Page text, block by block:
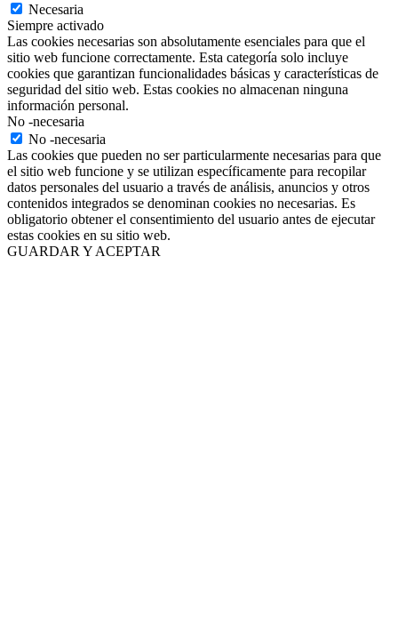
Necesaria
Siempre activado
Las cookies necesarias son absolutamente esenciales para que el
sitio web funcione correctamente. Esta categoría solo incluye
cookies que garantizan funcionalidades básicas y características de
seguridad del sitio web. Estas cookies no almacenan ninguna
información personal.
No -necesaria
No -necesaria
Las cookies que pueden no ser particularmente necesarias para que
el sitio web funcione y se utilizan específicamente para recopilar
datos personales del usuario a través de análisis, anuncios y otros
contenidos integrados se denominan cookies no necesarias. Es
obligatorio obtener el consentimiento del usuario antes de ejecutar
estas cookies en su sitio web.
GUARDAR Y ACEPTAR